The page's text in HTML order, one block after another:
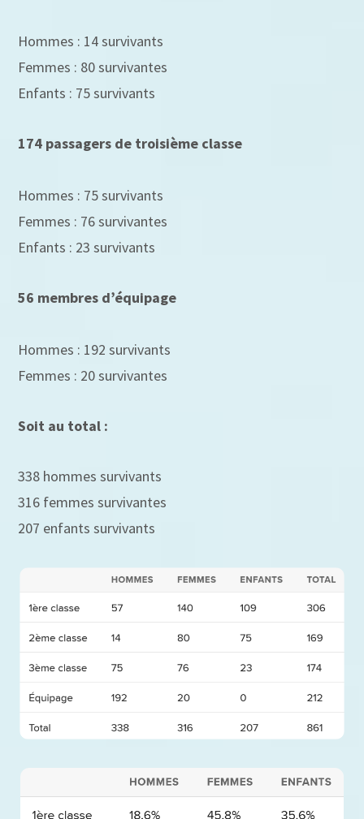
Hommes : 14 survivants
Femmes : 80 survivantes
Enfants : 75 survivants
174 passagers de troisième classe
Hommes : 75 survivants
Femmes : 76 survivantes
Enfants : 23 survivants
56 membres d’équipage
Hommes : 192 survivants
Femmes : 20 survivantes
Soit au total :
338 hommes survivants
316 femmes survivantes
207 enfants survivants